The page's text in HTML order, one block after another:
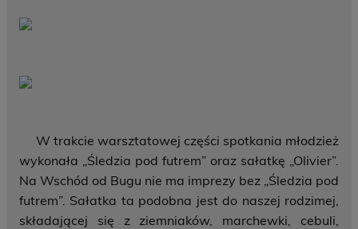
W trakcie warsztatowej części spotkania młodzież
wykonała „Śledzia pod futrem” oraz sałatkę „Olivier”.
Na Wschód od Bugu nie ma imprezy bez „Śledzia pod
futrem”. Sałatka ta podobna jest do naszej rodzimej,
składającej się z ziemniaków, marchewki, cebuli,